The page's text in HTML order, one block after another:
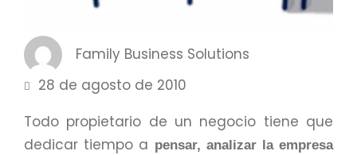
Family Business Solutions
28 de agosto de 2010
Todo propietario de un negocio tiene que
dedicar tiempo a pensar, analizar la empresa